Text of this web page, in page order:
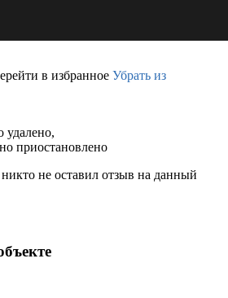
в избранное Убрать из
удалено,
приостановлено
не оставил отзыв на данный